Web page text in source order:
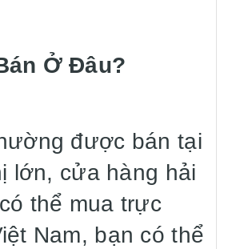
Ở Đâu?
được bán tại
lớn, cửa hàng hải
thể mua trực
Nam, bạn có thể